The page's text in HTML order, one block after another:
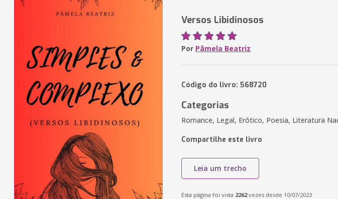
Versos Libidinosos
Por Pâmela Beatriz
Código do livro: 568720
Categorias
Romance, Legal, Erótico, Poesia, Literatura
Compartilhe este livro
Leia um trecho
Esta página foi vista 2262vezes desde 10/07/2023